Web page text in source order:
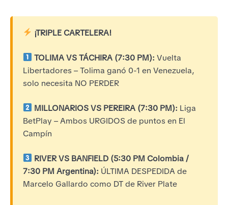
¡TRIPLE CARTELERA!
TOLIMA VS TÁCHIRA (7:30 PM): Vuelta
Libertadores – Tolima ganó 0-1 en Venezuela,
solo necesita NO PERDER
MILLONARIOS VS PEREIRA (7:30 PM): Liga
BetPlay – Ambos URGIDOS de puntos en El
Campín
RIVER VS BANFIELD (5:30 PM Colombia /
7:30 PM Argentina): ÚLTIMA DESPEDIDA de
Marcelo Gallardo como DT de River Plate